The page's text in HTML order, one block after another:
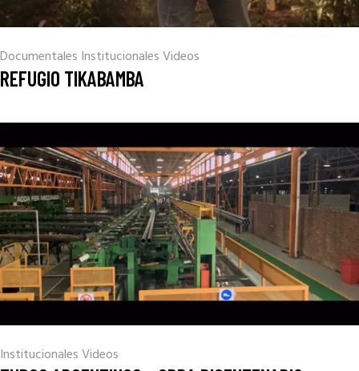
Documentales InstitucionalesVideos
REFUGIO TIKABAMBA
InstitucionalesVideos